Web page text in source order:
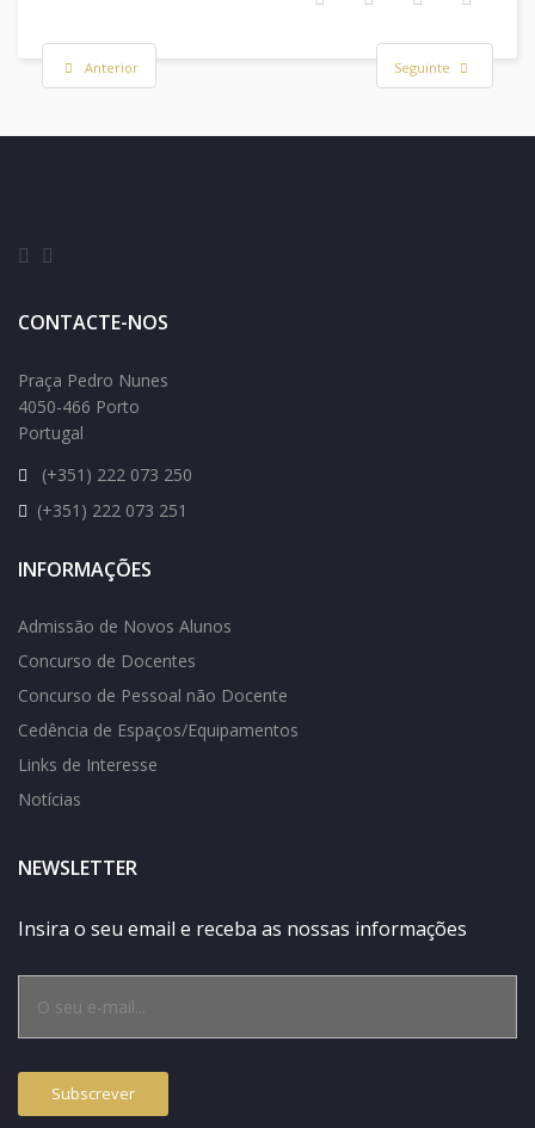
Anterior Seguinte
CONTACTE-NOS
Praça Pedro Nunes
4050-466 Porto
Portugal
(+351) 222 073 250
(+351) 222 073 251
INFORMAÇÕES
Admissão de Novos Alunos
Concurso de Docentes
Concurso de Pessoal não Docente
Cedência de Espaços/Equipamentos
Links de Interesse
Notícias
NEWSLETTER
Insira o seu email e receba as nossas informações